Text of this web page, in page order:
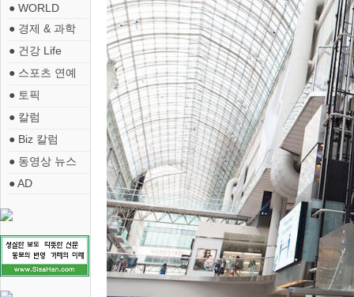
● WORLD
● 경제 & 과학
● 건강 Life
● 스포츠 연예
● 토픽
● 칼럼
● Biz 칼럼
● 동영상 뉴스
● AD